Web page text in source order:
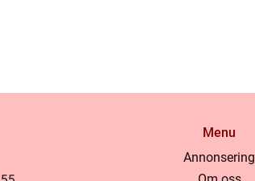
Menu
Annonsering